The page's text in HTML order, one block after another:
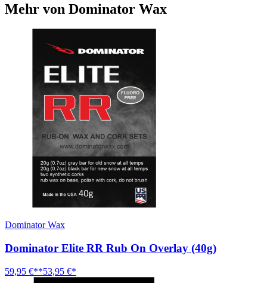
Mehr von Dominator Wax
Dominator Wax
Dominator Elite RR Rub On Overlay (40g)
59,95 €**53,95 €*